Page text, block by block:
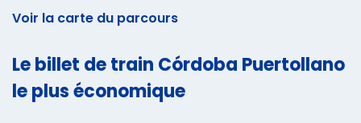
Voir la carte du parcours
Le billet de train Córdoba Puertollano
le plus économique